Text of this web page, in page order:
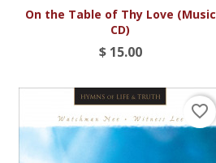
Vista rápida
On the Table of Thy Love (Music
CD)
$ 15.00
favorite_border